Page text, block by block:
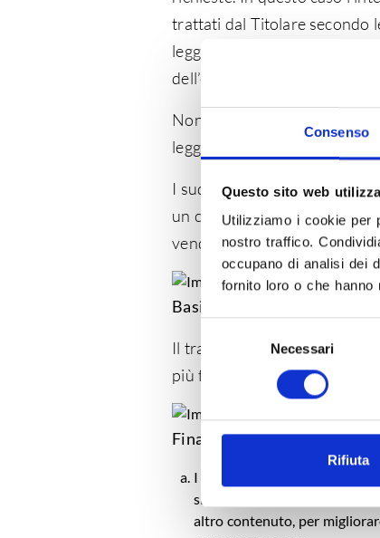
Consenso
Questo sito web
Utilizziamo i cookie per
nostro traffico.
occupano di analisi dei
fornito loro o che
del
consenso
Necessari
Rifiuta
trattati dal Titolare secondo
legge, la tua decisione di
dell’esecuzione di contratti,
Non raccogliamo
legge sulla privacy e con il tuo
I suddettiDati personali
un contratto) o ottenuti
venditori cui è stato dato il
Basi giuridiche
Il trattamento si fonda su
più finalità).
Finalità del trattamento
I
sito collegato e, in generale,
altro contenuto, per